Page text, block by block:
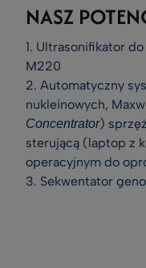
NASZ
1. Ultrasonifikator
M220
2. Automatyczny
nukleinowych,
Concentrator)
sterującą (laptop z
operacyjnym do
3. Sekwentator